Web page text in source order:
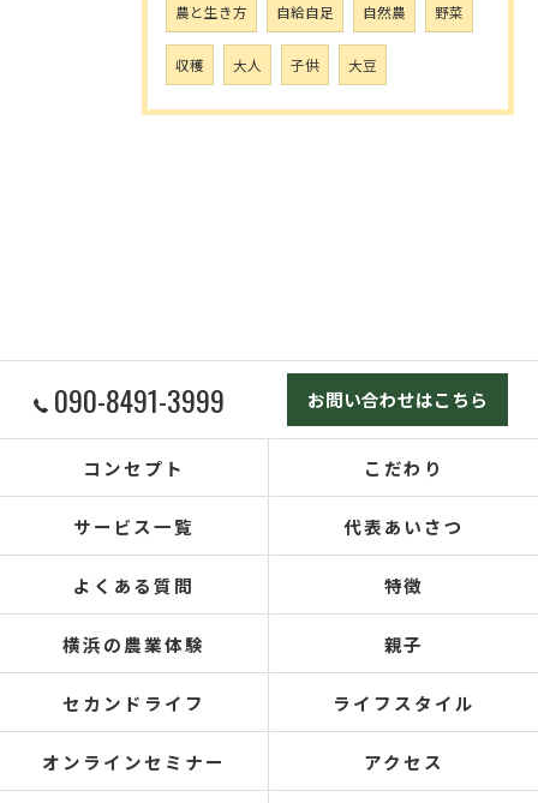
農と生き方 自給自足 自然農 野菜
収穫 大人 子供 大豆
090-8491-3999 お問い合わせはこちら
コンセプト こだわり
サービス一覧 代表あいさつ
よくある質問 特徴
横浜の農業体験 親子
セカンドライフ ライフスタイル
オンラインセミナー アクセス